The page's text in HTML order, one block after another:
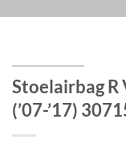
Stoelairbag
(’07-’17)